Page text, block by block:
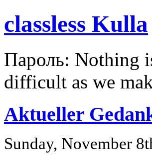
classless Kulla
Пароль: Nothing
difficult as we
Aktueller
Sunday, November